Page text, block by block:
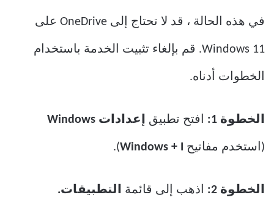
في هذه الحالة ، قد لا تحتاج إلى OneDrive على
Windows 11. قم بإلغاء تثبيت الخدمة باستخدام
الخطوات أدناه.
الخطوة 1: افتح تطبيق إعدادات Windows
(استخدم مفاتيح Windows + I
).
الخطوة 2: اذهب إلى قائمة التطبيقات.